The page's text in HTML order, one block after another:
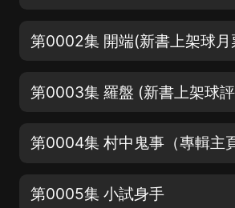
第0002集 開端(新書上架球月
第0003集 羅盤 (新書上架球評
第0005集 小試身手